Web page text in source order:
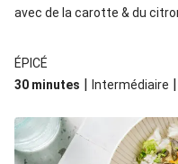
avec de la carotte & du
ÉPICÉ
30 minutes | Intermédiaire |